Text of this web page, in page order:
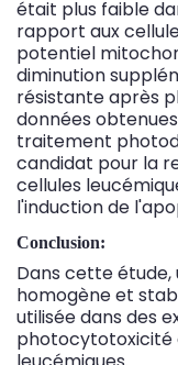
était plus faible
rapport aux
potentiel
diminution
résistante après
données
traitement
candidat pour la
cellules
l'induction de
Conclusion:
Dans cette étude,
homogène et
utilisée dans des
photocytotoxicité